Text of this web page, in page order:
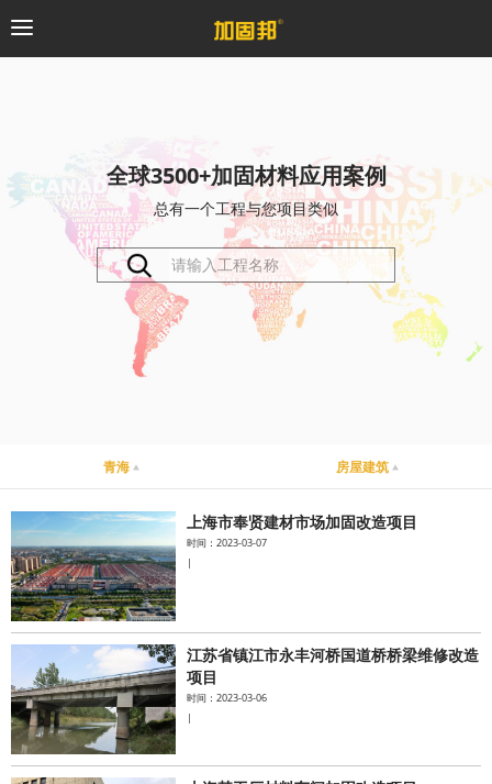
粘钢加固系统
预应力系统
桥梁支座系统
水泥基系统
新能源系统
案例中心
全球3500+加固材料应用案例
总有一个工程与您项目类似
青海 房屋建筑
上海市奉贤建材市场加固改造项目
时间：2023-03-07
|
江苏省镇江市永丰河桥国道桥桥梁维修改造
项目
时间：2023-03-06
|